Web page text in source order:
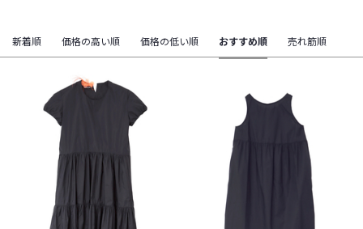
新着順 価格の高い順 価格の低い順 おすすめ順 売れ筋順